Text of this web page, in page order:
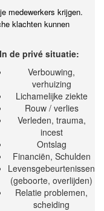
medewerkers krijgen.
klachten kunnen
In de privé situatie:
Verbouwing,
verhuizing
Lichamelijke ziekte
Rouw / verlies
Verleden, trauma,
incest
Ontslag
Financiën, Schulden
Levensgebeurtenissen
(geboorte, overlijden)
Relatie problemen,
scheiding